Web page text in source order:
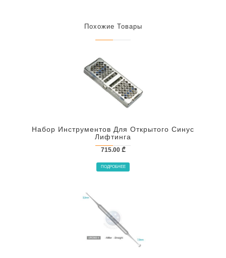
Похожие Товары
Набор Инструментов Для Открытого Синус
Лифтинга
715.00 ₾
ПОДРОБНЕЕ